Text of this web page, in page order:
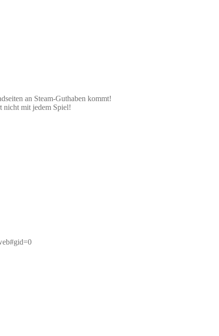
an Steam-Guthaben kommt!
nicht mit jedem Spiel!